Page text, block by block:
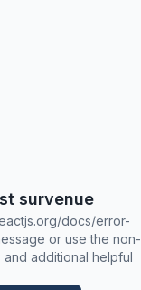
survenue
docs/error-
or use the non-
additional helpful